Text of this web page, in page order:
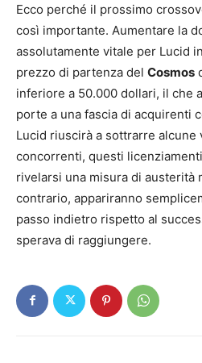
Ecco perché il prossimo
così importante. Aumentare la
assolutamente vitale per Lucid
prezzo di partenza del Cosmos
inferiore a 50.000 dollari, il che
porte a una fascia di acquirenti
Lucid riuscirà a sottrarre alcune
concorrenti, questi
rivelarsi una misura di austerità
contrario, appariranno
passo indietro rispetto al
sperava di raggiungere.